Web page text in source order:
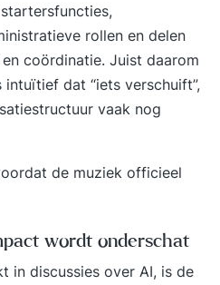
,
rollen en delen
coördinatie. Juist daarom
dat “iets verschuift”,
vaak nog
de muziek officieel
wordt onderschat
in discussies over AI, is de